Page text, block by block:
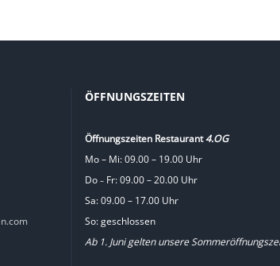
ÖFFNUNGSZEITEN
Öffnungszeiten Restaurant4.OG
Mo – Mi: 09.00 – 19.00 Uhr
Do –Fr: 09.00 – 20.00 Uhr
Sa: 09.00 – 17.00 Uhr
So: geschlossen
Ab 1. Juni gelten unsere